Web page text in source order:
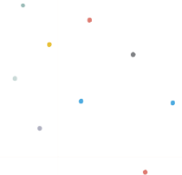
Baca selengkapnya